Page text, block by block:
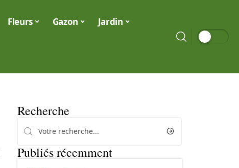
Fleurs Gazon Jardin
Recherche
Publiés récemment